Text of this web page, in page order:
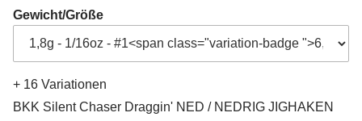
Gewicht/Größe
+ 16 Variationen
BKK Silent Chaser Draggin' NED / NEDRIG JIGHAKEN